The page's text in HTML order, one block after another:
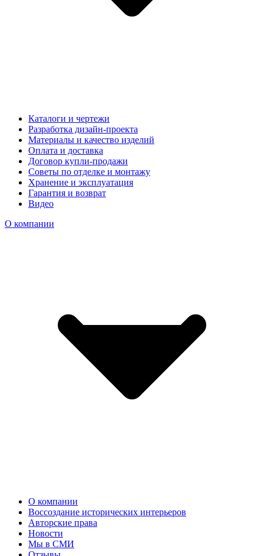
Каталоги и чертежи
Разработка дизайн-проекта
Материалы и качество изделий
Оплата и доставка
Договор купли-продажи
Советы по отделке и монтажу
Хранение и эксплуатация
Гарантия и возврат
Видео
О компании
О компании
Воссоздание исторических интерьеров
Авторские права
Новости
Мы в СМИ